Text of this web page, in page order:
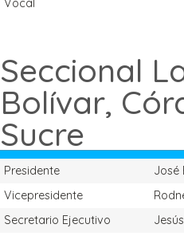
Seccional
Bolívar,
Sucre
Presidente José
Vicepresidente
Secretario Ejecutivo